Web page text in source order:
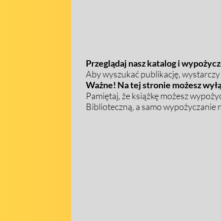
Przeglądaj nasz katalog i
Aby wyszukać publikację,
Ważne! Na tej stronie możesz
Pamiętaj, że książkę możesz
Biblioteczną, a samo wypożyczanie